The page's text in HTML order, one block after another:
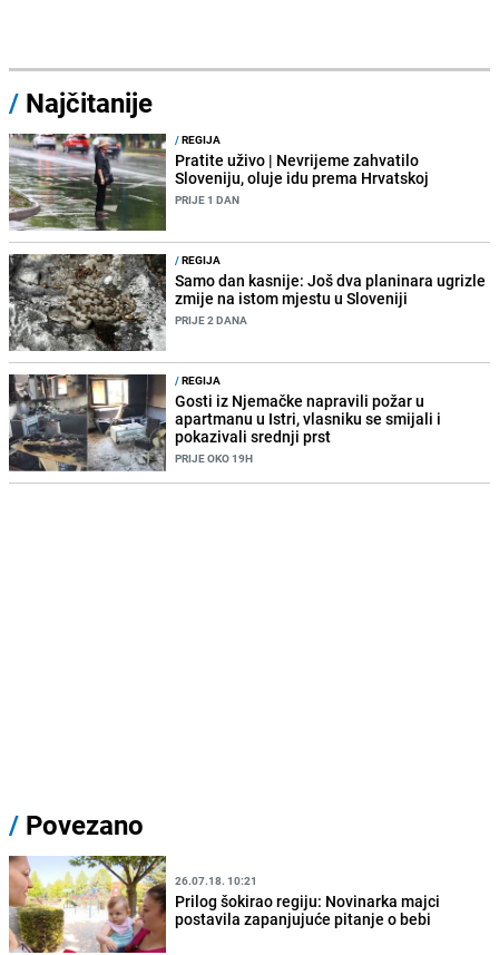
/ Najčitanije
/REGIJA
Pratite uživo | Nevrijeme zahvatilo
Sloveniju, oluje idu prema Hrvatskoj
PRIJE 1 DAN
/REGIJA
Samo dan kasnije: Još dva planinara ugrizle
zmije na istom mjestu u Sloveniji
PRIJE 2 DANA
/REGIJA
Gosti iz Njemačke napravili požar u
apartmanu u Istri, vlasniku se smijali i
pokazivali srednji prst
PRIJE OKO 19H
/ Povezano
26.07.18. 10:21
Prilog šokirao regiju: Novinarka majci
postavila zapanjujuće pitanje o bebi